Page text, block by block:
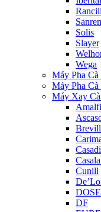
Solis
Slayer
Wega
Máy Pha
Máy Pha
Máy Xay Cà
Amalfi
Cunill
DF